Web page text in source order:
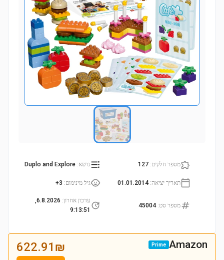
מספר חלקים:
127 נושא:
Duplo and Explore
תאריך יציאה:
01.01.2014 גיל מינימום:
3+
מספר סט:
45004
עדכון אחרון:
6.8.2026,
9:13:51
Amazon
Prime
622.91 ₪